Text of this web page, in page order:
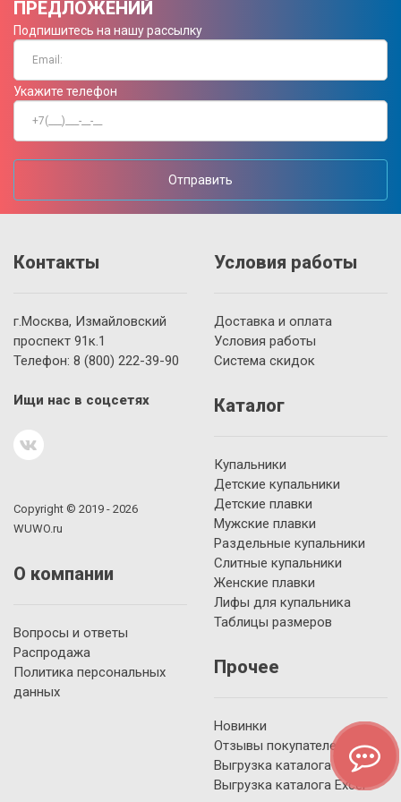
ПРЕДЛОЖЕНИЙ
Подпишитесь на нашу рассылку
Укажите телефон
Отправить
Контакты
г.Москва, Измайловский
проспект 91к.1
Телефон: 8 (800) 222-39-90
Ищи нас в соцсетях
Copyright © 2019 - 2026
WUWO.ru
О компании
Вопросы и ответы
Распродажа
Политика персональных
данных
Условия работы
Доставка и оплата
Условия работы
Система скидок
Каталог
Купальники
Детские купальники
Детские плавки
Мужские плавки
Раздельные купальники
Слитные купальники
Женские плавки
Лифы для купальника
Таблицы размеров
Прочее
Новинки
Отзывы покупателей
Выгрузка каталога YML
Выгрузка каталога Excel